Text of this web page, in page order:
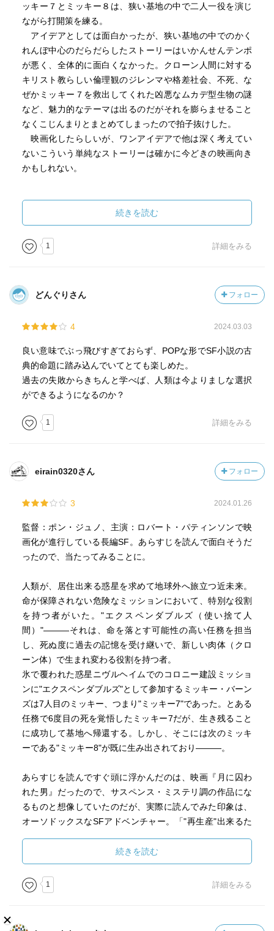
ッキー７とミッキー８は、狭い基地の中で二人一役を演じ
ながら打開策を練る。
アイデアとしては面白かったが、狭い基地の中でのかく
れんぼ中心のだらだらしたストーリーはいかんせんテンポ
が悪く、全体的に面白くなかった。クローン人間に対する
キリスト教らしい倫理観のジレンマや格差社会、不死、な
ぜかミッキー７を救出してくれた凶悪なムカデ型生物の謎
など、魅力的なテーマは出るのだがそれを膨らませること
なくこじんまりとまとめてしまったので拍子抜けした。
映画化したらしいが、ワンアイデアで他は深く考えてい
ないこういう単純なストーリーは確かに今どきの映画向き
かもしれない。
続きを読む
1 詳細をみる
どんぐりさん フォロー
4 2024.03.03
良い意味でぶっ飛びすぎておらず、POPな形でSF小説の古
典的命題に踏み込んでいてとても楽しめた。
過去の失敗からきちんと学べば、人類は今よりましな選択
ができるようになるのか？
1 詳細をみる
eirain0320さん フォロー
3 2024.01.26
監督：ポン・ジュノ、主演：ロバート・パティンソンで映
画化が進行している長編SF。あらすじを読んで面白そうだ
ったので、当たってみることに。
人類が、居住出来る惑星を求めて地球外へ旅立つ近未来。
命が保障されない危険なミッションにおいて、特別な役割
を持つ者がいた。"エクスペンダブルズ（使い捨て人
間）"―――それは、命を落とす可能性の高い任務を担当
し、死ぬ度に過去の記憶を受け継いで、新しい肉体（クロ
ーン体）で生まれ変わる役割を持つ者。
氷で覆われた惑星ニヴルヘイムでのコロニー建設ミッショ
ンに"エクスペンダブルズ"として参加するミッキー・バーン
ズは7人目のミッキー、つまり"ミッキー7"であった。とある
任務で6度目の死を覚悟したミッキー7だが、生き残ること
に成功して基地へ帰還する。しかし、そこには次のミッキ
ーである"ミッキー8"が既に生み出されており―――。
あらすじを読んですぐ頭に浮かんだのは、映画『月に囚わ
れた男』だったので、サスペンス・ミステリ調の作品にな
るものと想像していたのだが、実際に読んでみた印象は、
オーソドックスなSFアドベンチャー。「"再生産"出来るた
のは、SF好きには堪らない設定で、さらに「本来1体しか存
在してはいけないクローン体が、同時に2体存在してしまっ
ている」となると、その設定を活かしたトリック等が期待
されたのだが・・・だが・・・。
映画化のタイトルは、原題の『ミッキー7』から、使い捨て
続きを読む
1 詳細をみる